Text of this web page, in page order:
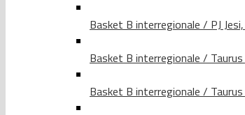
Basket B interregionale / PJ
Basket B interregionale /
Basket B interregionale /